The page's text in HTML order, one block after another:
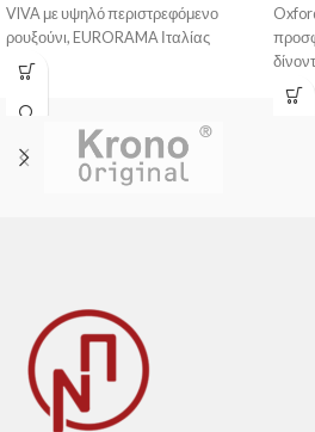
VIVA με υψηλό περιστρεφόμενο
ρουξούνι, EURORAMA Ιταλίας